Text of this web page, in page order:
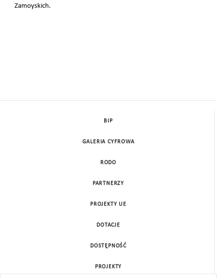
Zamoyskich.
BIP
GALERIA CYFROWA
RODO
PARTNERZY
PROJEKTY UE
DOTACJE
DOSTĘPNOŚĆ
PROJEKTY